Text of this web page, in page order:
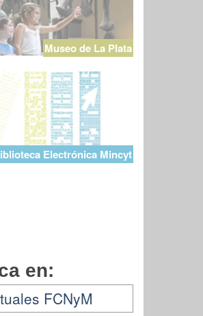
Museo de La Plata
Electrónica Mincyt
en:
FCNyM